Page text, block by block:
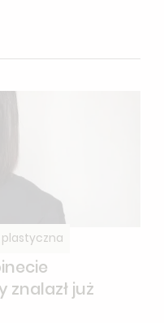
znalazł już